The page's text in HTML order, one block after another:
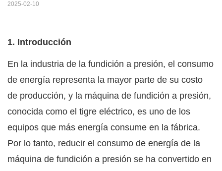
2025-02-10
1. Introducción
En la industria de la fundición a presión, el consumo
de energía representa la mayor parte de su costo
de producción, y la máquina de fundición a presión,
conocida como el tigre eléctrico, es uno de los
equipos que más energía consume en la fábrica.
Por lo tanto, reducir el consumo de energía de la
máquina de fundición a presión se ha convertido en